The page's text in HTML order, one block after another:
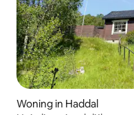
Woning in Haddal